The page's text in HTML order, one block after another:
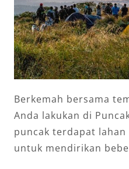
Berkemah bersama
Anda lakukan di
puncak terdapat
untuk mendirikan